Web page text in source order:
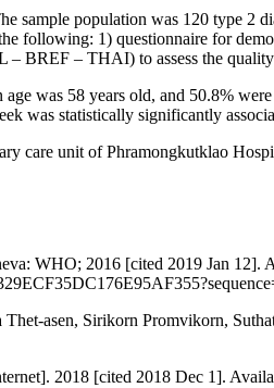
sample population was 120 type 2
following: 1) questionnaire for
BREF – THAI) to assess the
was 58 years old, and 50.8%
was statistically significantly
care unit of Phramongkutklao
WHO; 2016 [cited 2019 Jan 12].
asen, Sirikorn Promvikorn,
2018 [cited 2018 Dec 1].